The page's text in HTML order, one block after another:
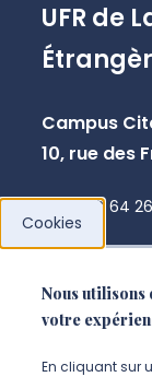
UFR de
Campus
10, rue des
+33 3 64
Cookies
Nous utilisons
votre
En cliquant sur